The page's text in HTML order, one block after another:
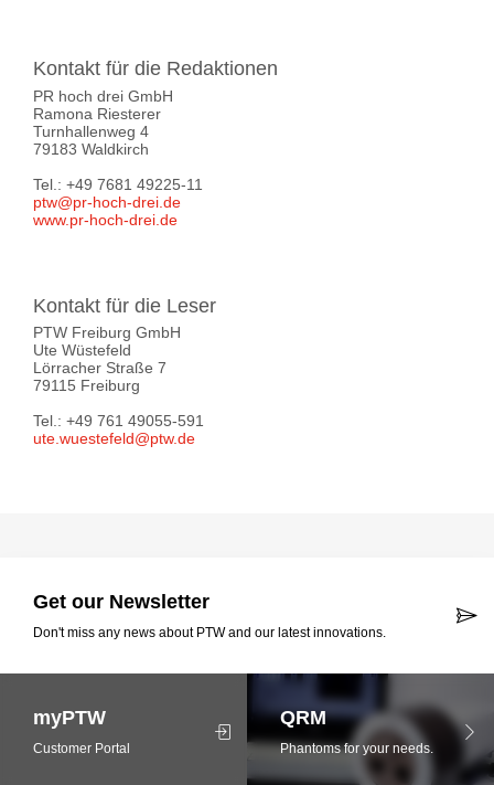
Kontakt für die Redaktionen
PR hoch drei GmbH
Ramona Riesterer
Turnhallenweg 4
79183 Waldkirch
Tel.: +49 7681 49225-11
ptw@pr-hoch-drei.de
www.pr-hoch-drei.de
Kontakt für die Leser
PTW Freiburg GmbH
Ute Wüstefeld
Lörracher Straße 7
79115 Freiburg
Tel.: +49 761 49055-591
ute.wuestefeld@ptw.de
Get our Newsletter
Don't miss any news about PTW and our latest innovations.
myPTW
Customer Portal
QRM
Phantoms for your needs.